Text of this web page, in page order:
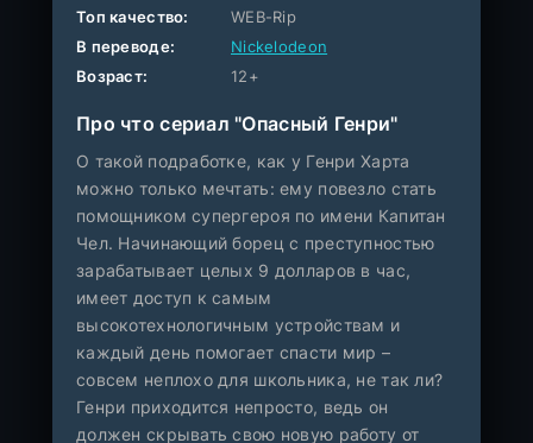
Топ качество:
WEB-Rip
В переводе:
Nickelodeon
Возраст:
12+
Про что сериал "Опасный Генри"
О такой подработке, как у Генри Харта
можно только мечтать: ему повезло стать
помощником супергероя по имени Капитан
Чел. Начинающий борец с преступностью
зарабатывает целых 9 долларов в час,
имеет доступ к самым
высокотехнологичным устройствам и
каждый день помогает спасти мир –
совсем неплохо для школьника, не так ли?
Генри приходится непросто, ведь он
должен скрывать свою новую работу от